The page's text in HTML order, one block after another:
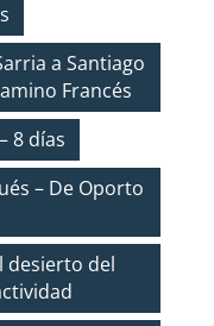
a Santiago
Francés
8 días
– De Oporto
desierto del